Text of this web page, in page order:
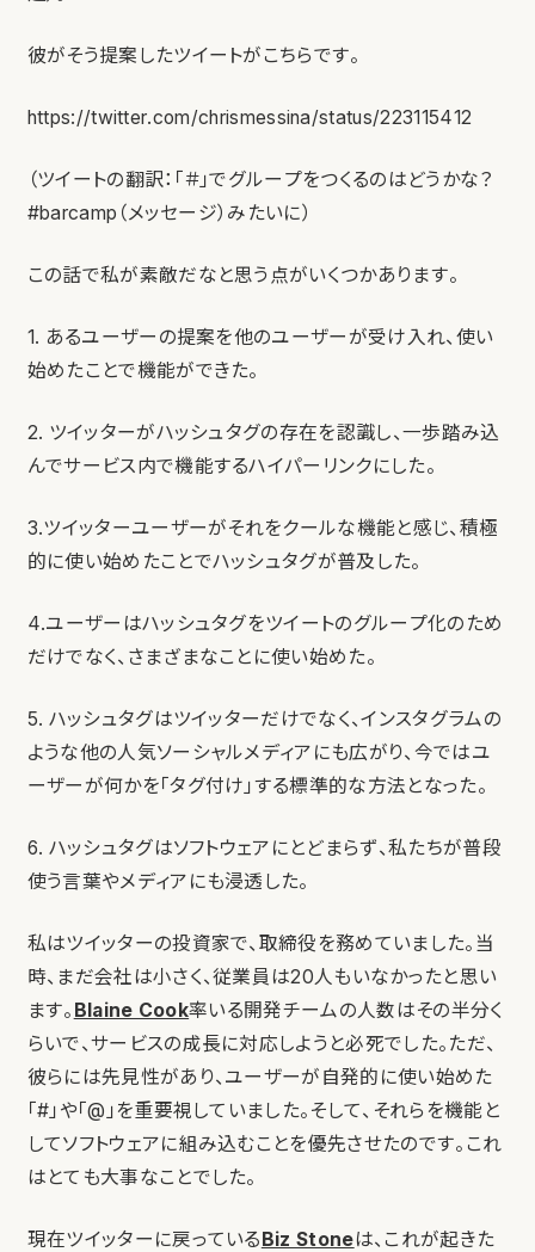
彼がそう提案したツイートがこちらです。
https://twitter.com/chrismessina/status/223115412
（ツイートの翻訳：「＃」でグループをつくるのはどうかな？
#barcamp（メッセージ）みたいに）
この話で私が素敵だなと思う点がいくつかあります。
1. あるユーザーの提案を他のユーザーが受け入れ、使い
始めたことで機能ができた。
2. ツイッターがハッシュタグの存在を認識し、一歩踏み込
んでサービス内で機能するハイパーリンクにした。
3.ツイッターユーザーがそれをクールな機能と感じ、積極
的に使い始めたことでハッシュタグが普及した。
4.ユーザーはハッシュタグをツイートのグループ化のため
だけでなく、さまざまなことに使い始めた。
5. ハッシュタグはツイッターだけでなく、インスタグラムの
ような他の人気ソーシャルメディアにも広がり、今ではユ
ーザーが何かを「タグ付け」する標準的な方法となった。
6. ハッシュタグはソフトウェアにとどまらず、私たちが普段
使う言葉やメディアにも浸透した。
私はツイッターの投資家で、取締役を務めていました。当
時、まだ会社は小さく、従業員は20人もいなかったと思い
ます。 Blaine Cook率いる開発チームの人数はその半分く
らいで、サービスの成長に対応しようと必死でした。ただ、
彼らには先見性があり、ユーザーが自発的に使い始めた
「#」や「@」を重要視していました。そして、それらを機能と
してソフトウェアに組み込むことを優先させたのです。これ
はとても大事なことでした。
現在ツイッターに戻っているBiz Stoneは、これが起きた